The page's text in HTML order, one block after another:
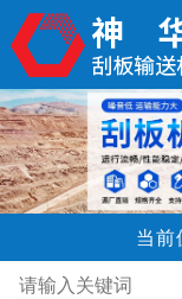
当前